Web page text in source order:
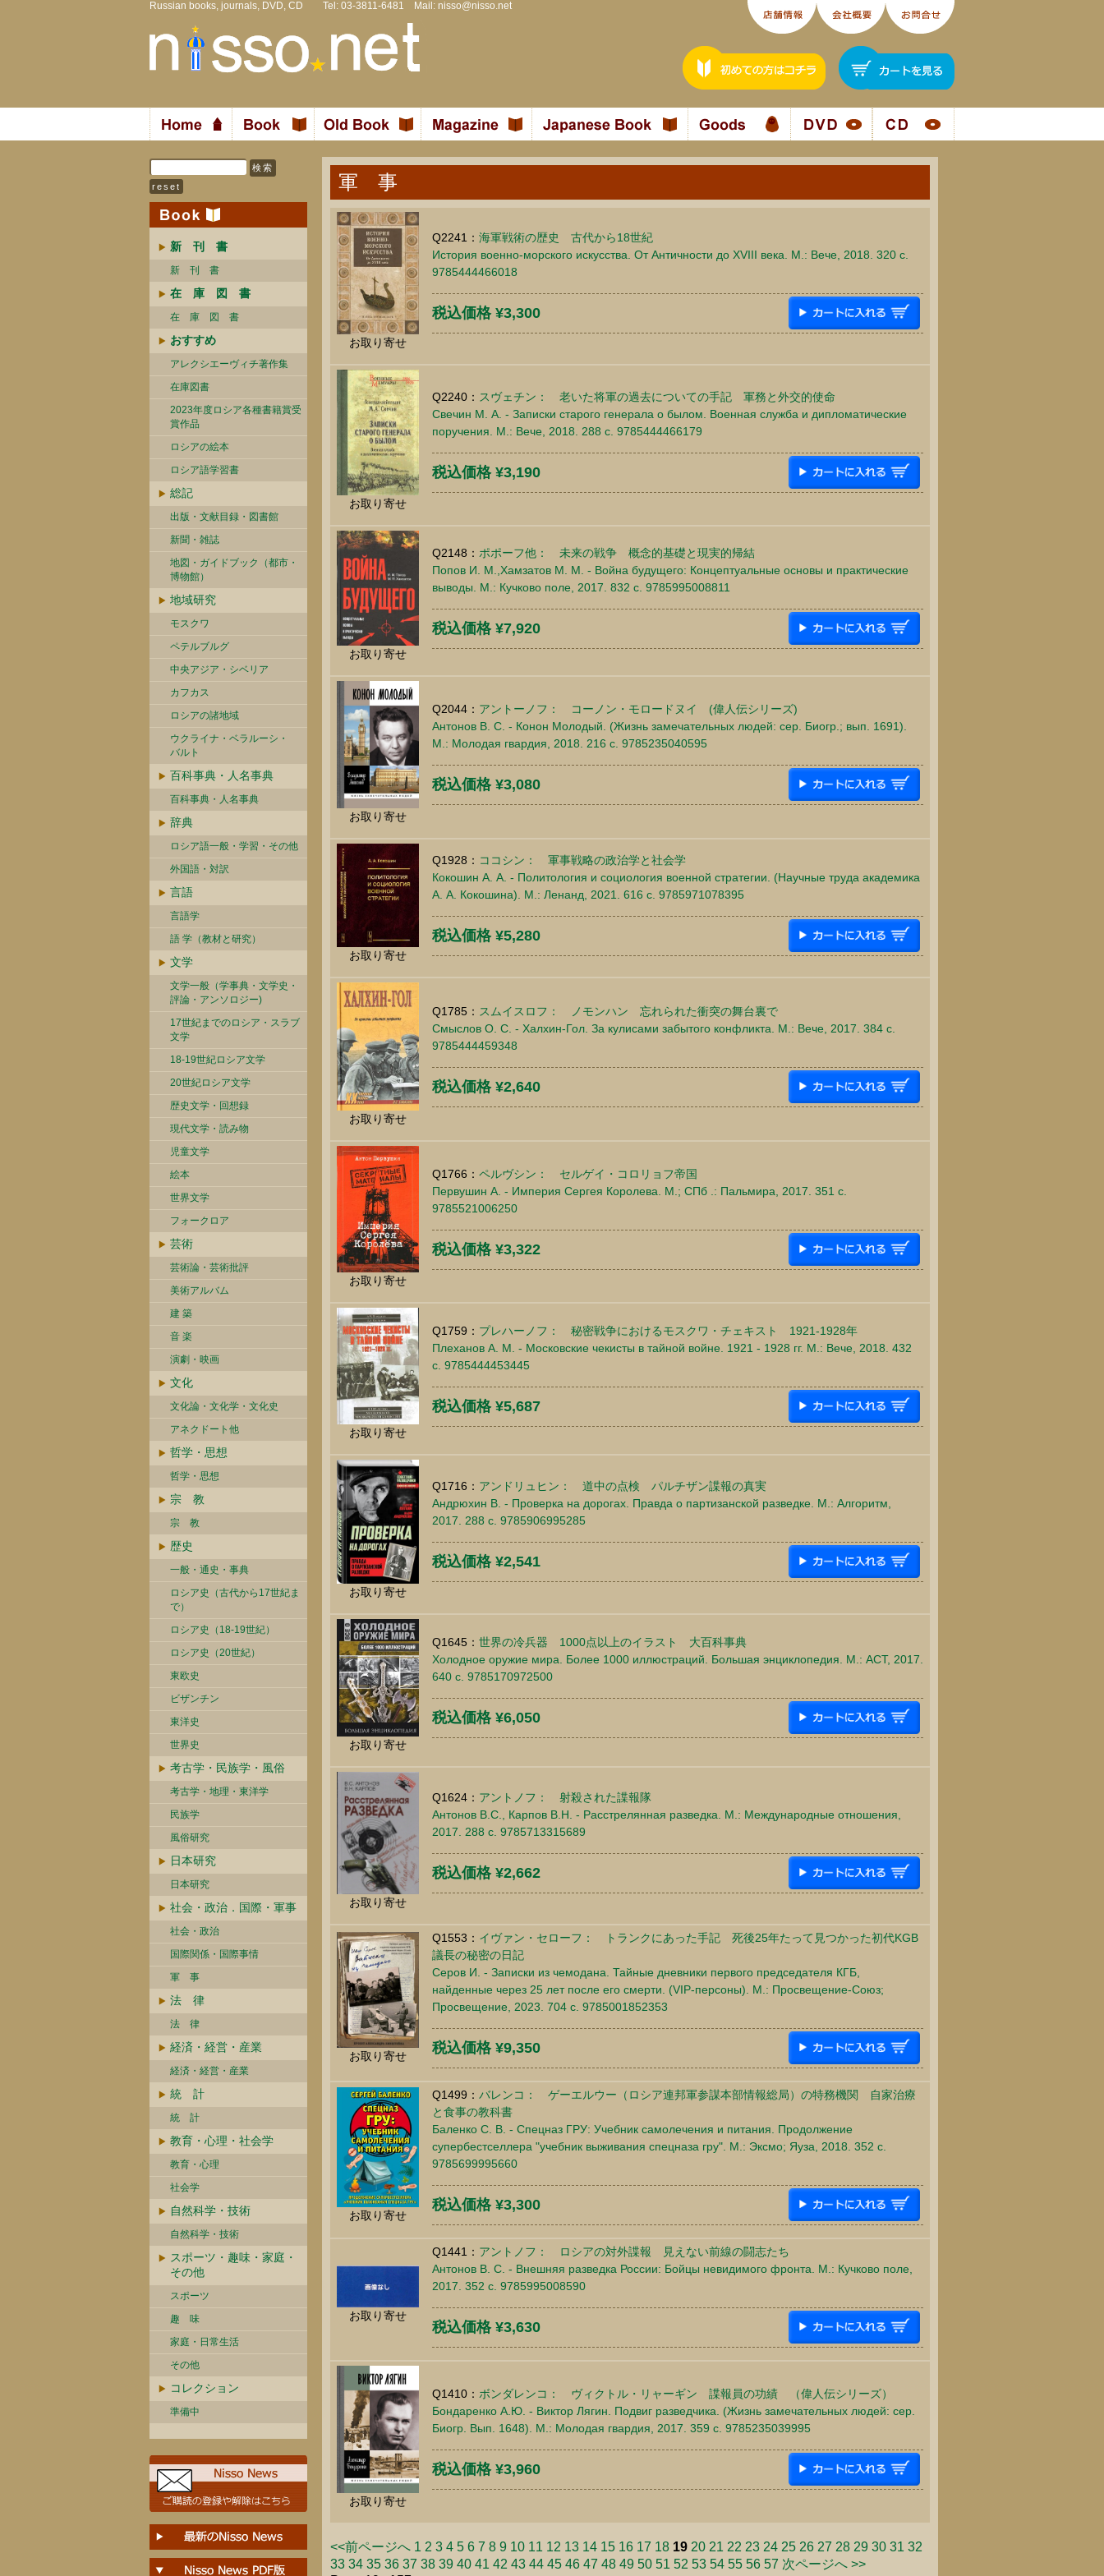
Russian books, journals, DVD, CD Tel: 03-3811-6481 Mail: nisso@nisso.net
新 刊 書
新 刊 書
在 庫 図 書
在 庫 図 書
おすすめ
アレクシエーヴィチ著作集
在庫図書
2023年度ロシア各種書籍賞受
賞作品
ロシアの絵本
ロシア語学習書
総記
出版・文献目録・図書館
新聞・雑誌
地図・ガイドブック（都市・
博物館）
地域研究
モスクワ
ペテルブルグ
中央アジア・シベリア
カフカス
ロシアの諸地域
ウクライナ・ベラルーシ・
バルト
百科事典・人名事典
百科事典・人名事典
辞典
ロシア語一般・学習・その他
外国語・対訳
言語
言語学
語 学（教材と研究）
文学
文学一般（学事典・文学史・
評論・アンソロジー)
17世紀までのロシア・スラブ
文学
18-19世紀ロシア文学
20世紀ロシア文学
歴史文学・回想録
現代文学・読み物
児童文学
絵本
世界文学
フォークロア
芸術
芸術論・芸術批評
美術アルバム
建 築
音 楽
演劇・映画
文化
文化論・文化学・文化史
アネクドート他
哲学・思想
哲学・思想
宗 教
宗 教
歴史
一般・通史・事典
ロシア史（古代から17世紀ま
で）
ロシア史（18-19世紀）
ロシア史（20世紀）
東欧史
ビザンチン
東洋史
世界史
考古学・民族学・風俗
考古学・地理・東洋学
民族学
風俗研究
日本研究
日本研究
社会・政治．国際・軍事
社会・政治
国際関係・国際事情
軍 事
法 律
法 律
経済・経営・産業
経済・経営・産業
統 計
統 計
教育・心理・社会学
教育・心理
社会学
自然科学・技術
自然科学・技術
スポーツ・趣味・家庭・
その他
スポーツ
趣 味
家庭・日常生活
その他
コレクション
準備中
軍 事
お取り寄せ
Q2241： 海軍戦術の歴史 古代から18世紀
История военно-морского искусства. От Античности до ХVIII века. М.: Вече, 2018. 320 c.
9785444466018
税込価格 ¥3,300
お取り寄せ
Q2240： スヴェチン： 老いた将軍の過去についての手記 軍務と外交的使命
Свечин М. А. - Записки старого генерала о былом. Военная служба и дипломатические
поручения. М.: Вече, 2018. 288 c. 9785444466179
税込価格 ¥3,190
お取り寄せ
Q2148： ポポーフ他： 未来の戦争 概念的基礎と現実的帰結
Попов И. М.,Хамзатов М. М. - Война будущего: Концептуальные основы и практические
выводы. М.: Кучково поле, 2017. 832 c. 9785995008811
税込価格 ¥7,920
お取り寄せ
Q2044： アントーノフ： コーノン・モロードヌイ (偉人伝シリーズ)
Антонов В. С. - Конон Молодый. (Жизнь замечательных людей: сер. Биогр.; вып. 1691).
М.: Молодая гвардия, 2018. 216 c. 9785235040595
税込価格 ¥3,080
お取り寄せ
Q1928： ココシン： 軍事戦略の政治学と社会学
Кокошин А. А. - Политология и социология военной стратегии. (Научные труда академика
А. А. Кокошина). М.: Ленанд, 2021. 616 c. 9785971078395
税込価格 ¥5,280
お取り寄せ
Q1785： スムイスロフ： ノモンハン 忘れられた衝突の舞台裏で
Смыслов О. С. - Халхин-Гол. За кулисами забытого конфликта. М.: Вече, 2017. 384 c.
9785444459348
税込価格 ¥2,640
お取り寄せ
Q1766： ペルヴシン： セルゲイ・コロリョフ帝国
Первушин А. - Империя Сергея Королева. М.; СПб .: Пальмира, 2017. 351 c.
9785521006250
税込価格 ¥3,322
お取り寄せ
Q1759： プレハーノフ： 秘密戦争におけるモスクワ・チェキスト 1921-1928年
Плеханов А. М. - Московские чекисты в тайной войне. 1921 - 1928 гг. М.: Вече, 2018. 432
c. 9785444453445
税込価格 ¥5,687
お取り寄せ
Q1716： アンドリュヒン： 道中の点検 パルチザン諜報の真実
Андрюхин В. - Проверка на дорогах. Правда о партизанской разведке. М.: Алгоритм,
2017. 288 c. 9785906995285
税込価格 ¥2,541
お取り寄せ
Q1645： 世界の冷兵器 1000点以上のイラスト 大百科事典
Холодное оружие мира. Более 1000 иллюстраций. Большая энциклопедия. М.: АСТ, 2017.
640 c. 9785170972500
税込価格 ¥6,050
お取り寄せ
Q1624： アントノフ： 射殺された諜報隊
Антонов В.С., Карпов В.Н. - Расстрелянная разведка. М.: Международные отношения,
2017. 288 c. 9785713315689
税込価格 ¥2,662
お取り寄せ
Q1553： イヴァン・セローフ： トランクにあった手記 死後25年たって見つかった初代KGB
議長の秘密の日記
Серов И. - Записки из чемодана. Тайные дневники первого председателя КГБ,
найденные через 25 лет после его смерти. (VIP-персоны). М.: Просвещение-Союз;
Просвещение, 2023. 704 c. 9785001852353
税込価格 ¥9,350
お取り寄せ
Q1499： バレンコ： ゲーエルウー（ロシア連邦軍参謀本部情報総局）の特務機関 自家治療
と食事の教科書
Баленко С. В. - Спецназ ГРУ: Учебник самолечения и питания. Продолжение
супербестселлера "учебник выживания спецназа гру". М.: Эксмо; Яуза, 2018. 352 c.
9785699995660
税込価格 ¥3,300
お取り寄せ
Q1441： アントノフ： ロシアの対外諜報 見えない前線の闘志たち
Антонов В. С. - Внешняя разведка России: Бойцы невидимого фронта. М.: Кучково поле,
2017. 352 c. 9785995008590
税込価格 ¥3,630
お取り寄せ
Q1410： ボンダレンコ： ヴィクトル・リャーギン 諜報員の功績 （偉人伝シリーズ）
Бондаренко А.Ю. - Виктор Лягин. Подвиг разведчика. (Жизнь замечательных людей: сер.
Биогр. Вып. 1648). М.: Молодая гвардия, 2017. 359 c. 9785235039995
税込価格 ¥3,960
<<前ページへ 1 2 3 4 5 6 7 8 9 10 11 12 13 14 15 16 17 18 19 20 21 22 23 24 25 26 27 28 29 30 31 32
33 34 35 36 37 38 39 40 41 42 43 44 45 46 47 48 49 50 51 52 53 54 55 56 57 次ページへ >>